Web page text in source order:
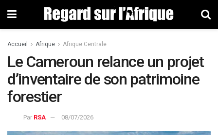
Accueil Afrique Afrique Centrale
Le Cameroun relance un projet
d’inventaire de son patrimoine
forestier
Par RSA 08/07/2026